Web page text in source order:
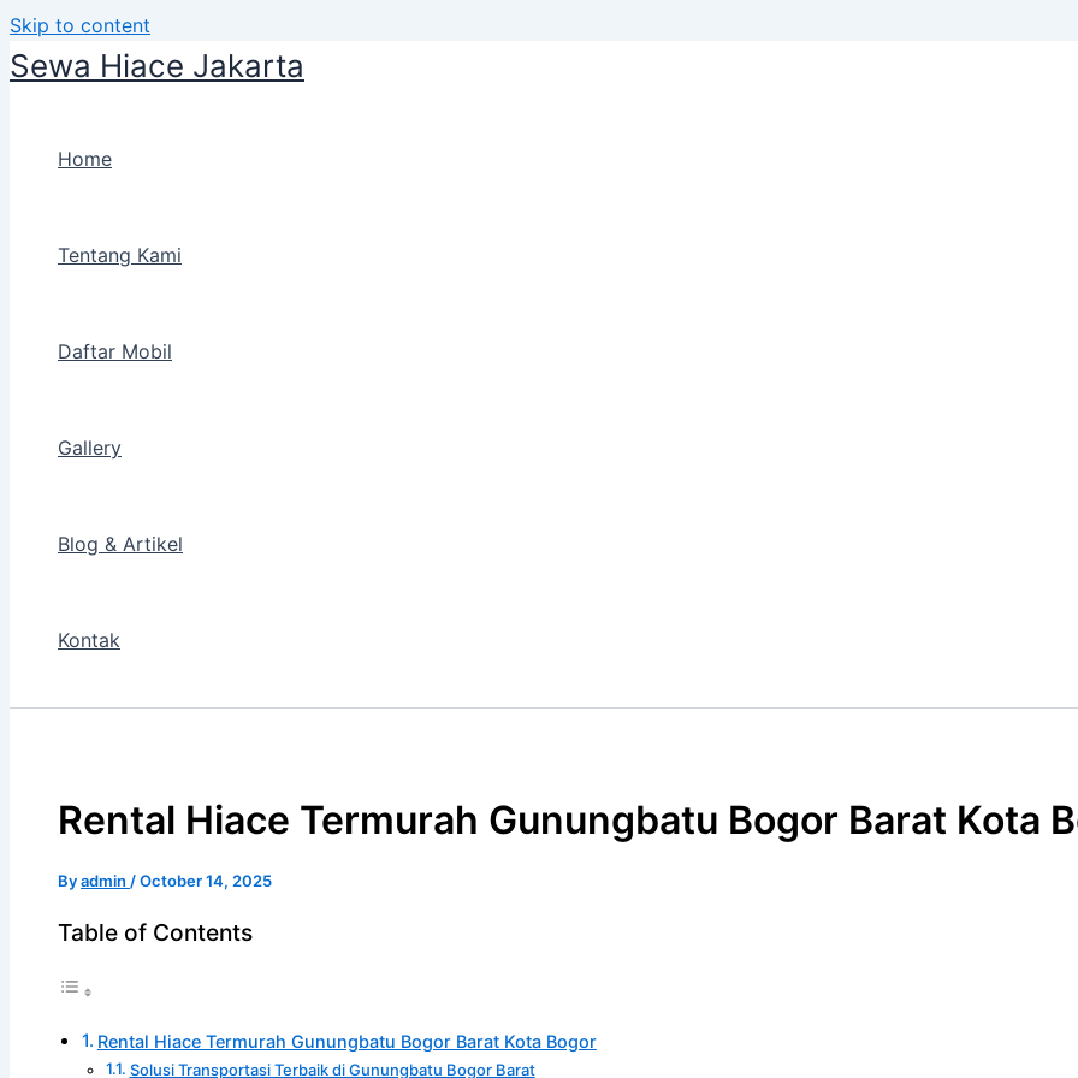
Skip to content
Sewa Hiace Jakarta
Home
Tentang Kami
Daftar Mobil
Gallery
Blog & Artikel
Kontak
Rental Hiace Termurah Gunungbatu Bogor Barat Kota
Byadmin /October 14, 2025
Table of Contents
Rental Hiace Termurah Gunungbatu Bogor Barat Kota Bogor
Solusi Transportasi Terbaik di Gunungbatu Bogor Barat